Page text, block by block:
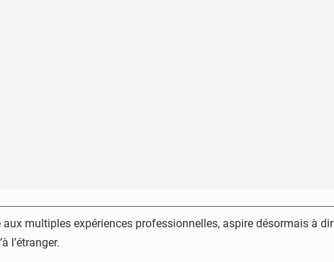
multiples expériences professionnelles, aspire désormais à
l’étranger.